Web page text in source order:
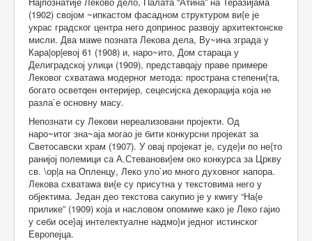
(1902) својом ~ипкастом фасадном структуром ви{е је
украс градског центра него допринос развоју архитектонске
мисли. Два маwе позната Лекова дела, Ву~ина зграда у
Кара|ор|евој 61 (1908) и, наро~ито, Дом стараца у
Делиградској улици (1909), представqају праве примере
Лековог схватаwа модерног метода: пространа степени{та,
богато осветqен ентеријер, сецесијска декорација која не
разла`е основну масу.
Непознати су Лекови нереализовани пројекти. Од
наро~итог зна~аја могао је бити конкурсни пројекат за
Светосавски храм (1907). У овај пројекат је, суде}и по не{то
ранијој полемици са А.Стеванови}ем око конкурса за Цркву
св. \ор|а на Опленцу, Леко уло`ио много духовног напора.
Лекова схватаwа ви{е су присутна у текстовима него у
објектима. Један део текстова сакупио је у кwигу “На{е
прилике” (1909) која и насловом опомиwе како је Леко гајио
у себи осе}ај интелектуалне надмо}и једног истинског
Европејца.